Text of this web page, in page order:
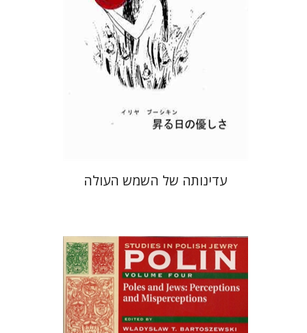
עדינותה של השמש העולה
Wladyslaw T. Bartoszewski